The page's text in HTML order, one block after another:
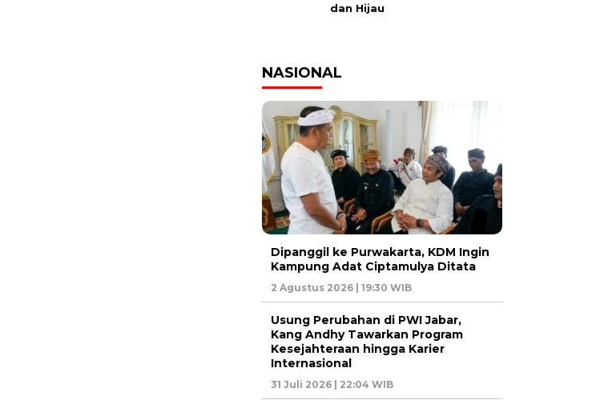
dan Hijau
NASIONAL
Dipanggil ke Purwakarta, KDM Ingin
Kampung Adat Ciptamulya Ditata
2 Agustus 2026 | 19:30 WIB
Usung Perubahan di PWI Jabar,
Kang Andhy Tawarkan Program
Kesejahteraan hingga Karier
Internasional
31 Juli 2026 | 22:04 WIB